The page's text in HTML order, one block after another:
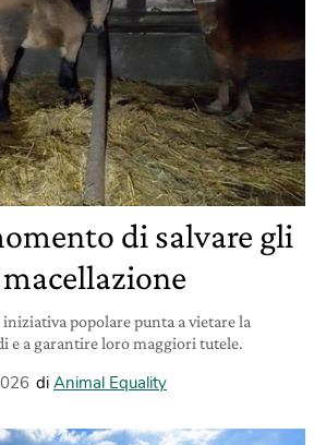
di salvare gli
popolare punta a vietare la
e a garantire loro maggiori tutele.
di Animal Equality